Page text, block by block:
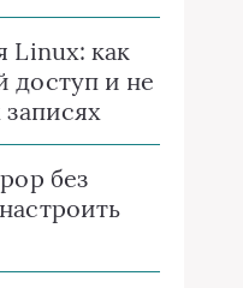
Linux: как
доступ и не
без